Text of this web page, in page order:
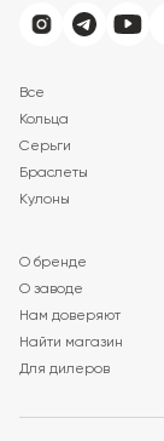
Все
Кольца
Серьги
Браслеты
Кулоны
О бренде
О заводе
Нам доверяют
Найти магазин
Для дилеров